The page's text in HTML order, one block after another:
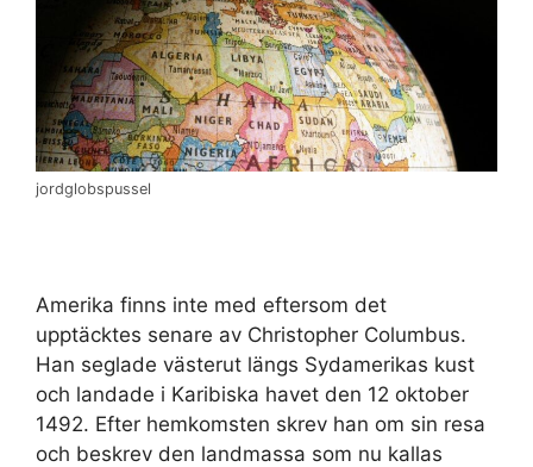
jordglobspussel
Amerika finns inte med eftersom det
upptäcktes senare av Christopher Columbus.
Han seglade västerut längs Sydamerikas kust
och landade i Karibiska havet den 12 oktober
1492. Efter hemkomsten skrev han om sin resa
och beskrev den landmassa som nu kallas